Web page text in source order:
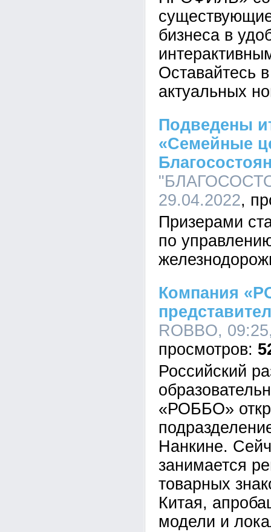
бизнеса в
Оставайтесь
актуальных
Подведены
«Семейные
29.04.2022
Призерами
по
Компания
ROBBO,
Российский
«РОББО»
Нанкине.
занимается
товарных
Китая,
модели и